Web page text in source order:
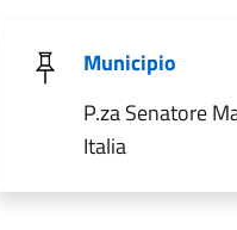
Municipio
P.za Senatore
Italia